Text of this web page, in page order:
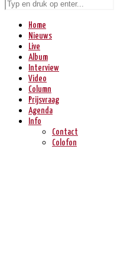
Home
Nieuws
Live
Album
Interview
Video
Column
Prijsvraag
Agenda
Info
Contact
Colofon